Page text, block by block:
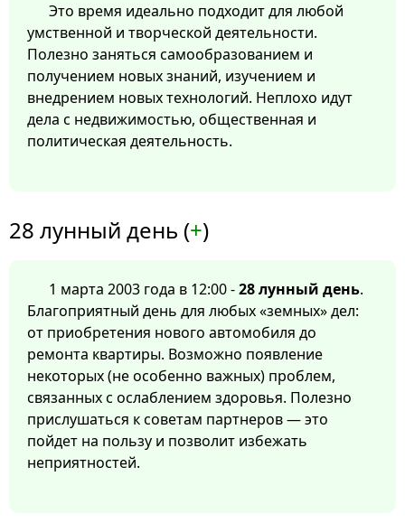
Это время идеально подходит для любой
умственной и творческой деятельности.
Полезно заняться самообразованием и
получением новых знаний, изучением и
внедрением новых технологий. Неплохо идут
дела с недвижимостью, общественная и
политическая деятельность.
28 лунный день (+)
1 марта 2003 года в 12:00 -28 лунный день.
Благоприятный день для любых «земных» дел:
от приобретения нового автомобиля до
ремонта квартиры. Возможно появление
некоторых (не особенно важных) проблем,
связанных с ослаблением здоровья. Полезно
прислушаться к советам партнеров — это
пойдет на пользу и позволит избежать
неприятностей.